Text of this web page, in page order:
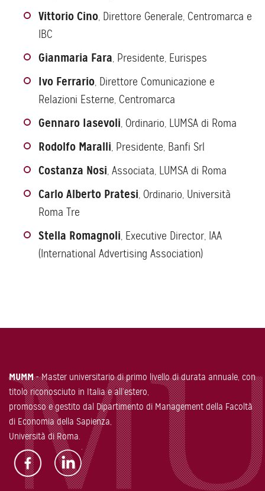
Vittorio Cino, Direttore Generale, Centromarca e
IBC
Gianmaria Fara, Presidente, Eurispes
Ivo Ferrario, Direttore Comunicazione e
Relazioni Esterne, Centromarca
Gennaro Iasevoli, Ordinario, LUMSA di Roma
Rodolfo Maralli, Presidente, Banfi Srl
Costanza Nosi, Associata, LUMSA di Roma
Carlo Alberto Pratesi, Ordinario, Università
Roma Tre
Stella Romagnoli, Executive Director, IAA
(International Advertising Association)
MUMM- Master universitario di primo livello di durata annuale, con
titolo riconosciuto in Italia e all’estero,
promosso e gestito dal Dipartimento di Management della Facoltà
di Economia della Sapienza,
Università di Roma.